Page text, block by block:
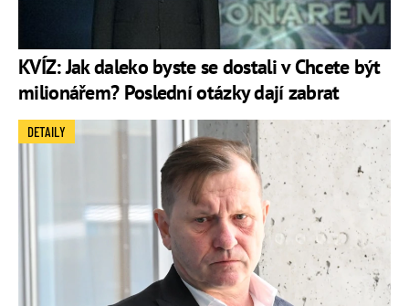
KVÍZ: Jak daleko byste se dostali v Chcete být
milionářem? Poslední otázky dají zabrat
DETAILY